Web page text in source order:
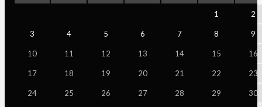
1 2
3 4 5 6 7 8 9
10 11 12 13 14 15 16
17 18 19 20 21 22 23
24 25 26 27 28 29 30